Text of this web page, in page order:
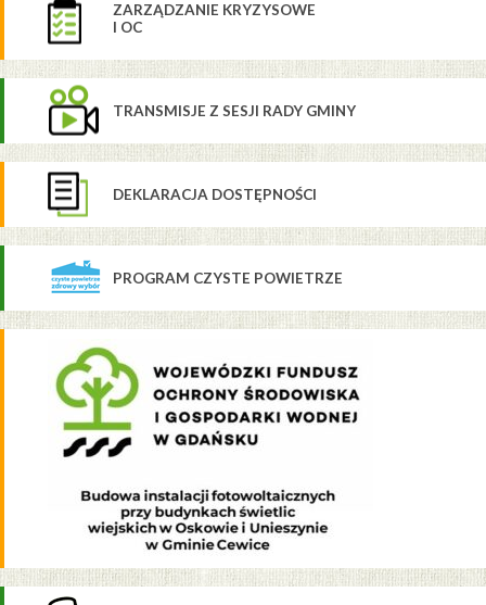
ZARZĄDZANIE KRYZYSOWE
I OC
TRANSMISJE Z SESJI RADY GMINY
DEKLARACJA DOSTĘPNOŚCI
PROGRAM CZYSTE POWIETRZE